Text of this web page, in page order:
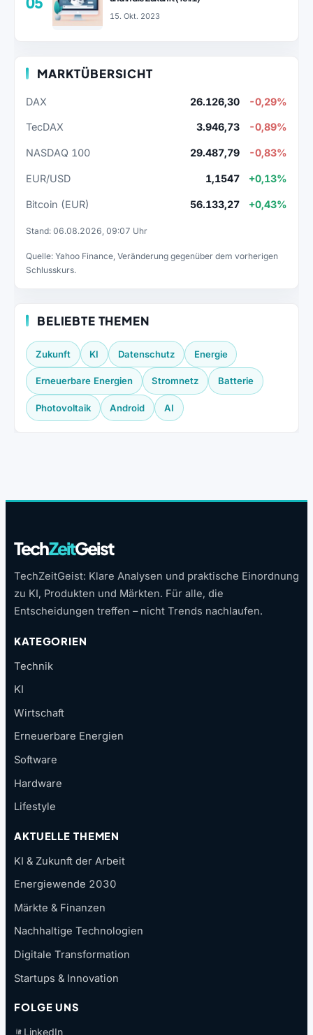
15. Okt. 2023
MARKTÜBERSICHT
DAX 26.126,30 -0,29%
TecDAX 3.946,73 -0,89%
NASDAQ 100 29.487,79 -0,83%
EUR/USD 1,1547 +0,13%
Bitcoin (EUR) 56.133,27 +0,43%
Stand: 06.08.2026, 09:07 Uhr
Quelle: Yahoo Finance, Veränderung gegenüber dem vorherigen
Schlusskurs.
BELIEBTE THEMEN
Zukunft KI Datenschutz Energie
Erneuerbare Energien Stromnetz Batterie
Photovoltaik Android AI
TechZeitGeist
TechZeitGeist: Klare Analysen und praktische Einordnung
zu KI, Produkten und Märkten. Für alle, die
Entscheidungen treffen – nicht Trends nachlaufen.
KATEGORIEN
Technik
KI
Wirtschaft
Erneuerbare Energien
Software
Hardware
Lifestyle
AKTUELLE THEMEN
KI & Zukunft der Arbeit
Energiewende 2030
Märkte & Finanzen
Nachhaltige Technologien
Digitale Transformation
Startups & Innovation
FOLGE UNS
LinkedIn